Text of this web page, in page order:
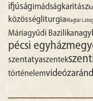
ifjúságimádságkaritász
közösség liturgiaMagtár
Máriagyűdi Bazilika
pécsi
szentatyaszentek
történelemvideó